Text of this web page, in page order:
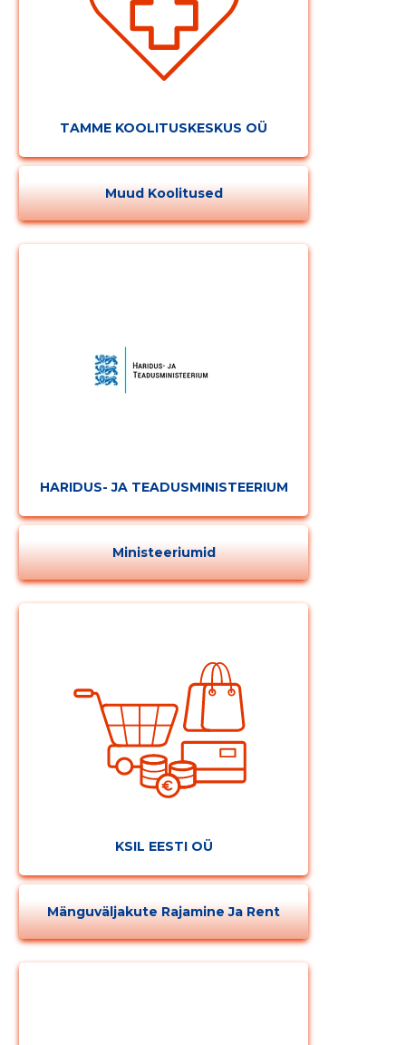
TAMME KOOLITUSKESKUS OÜ
Muud Koolitused
HARIDUS- JA TEADUSMINISTEERIUM
Ministeeriumid
KSIL EESTI OÜ
Mänguväljakute Rajamine Ja Rent